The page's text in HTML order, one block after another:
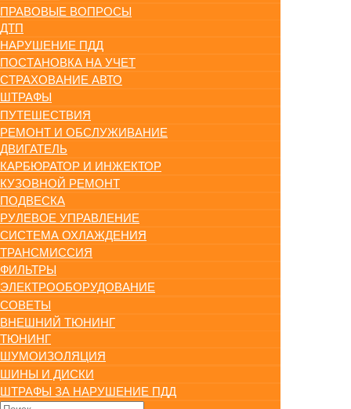
ПРАВОВЫЕ ВОПРОСЫ
ДТП
НАРУШЕНИЕ ПДД
ПОСТАНОВКА НА УЧЕТ
СТРАХОВАНИЕ АВТО
ШТРАФЫ
ПУТЕШЕСТВИЯ
РЕМОНТ И ОБСЛУЖИВАНИЕ
ДВИГАТЕЛЬ
КАРБЮРАТОР И ИНЖЕКТОР
КУЗОВНОЙ РЕМОНТ
ПОДВЕСКА
РУЛЕВОЕ УПРАВЛЕНИЕ
СИСТЕМА ОХЛАЖДЕНИЯ
ТРАНСМИССИЯ
ФИЛЬТРЫ
ЭЛЕКТРООБОРУДОВАНИЕ
СОВЕТЫ
ВНЕШНИЙ ТЮНИНГ
ТЮНИНГ
ШУМОИЗОЛЯЦИЯ
ШИНЫ И ДИСКИ
ШТРАФЫ ЗА НАРУШЕНИЕ ПДД